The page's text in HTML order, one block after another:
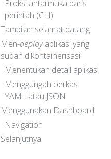
Proksi antarmuka baris
perintah (CLI)
Tampilan selamat datang
Men-deployaplikasi yang
sudah dikontainerisasi
Menentukan detail aplikasi
Menggungah berkas
YAML atau JSON
Menggunakan Dashboard
Navigation
Selanjutnya